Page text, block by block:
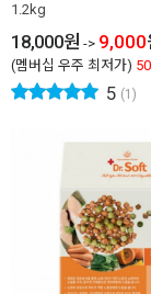
1.2kg
18,000원 -> 9,000
(멤버십 우주 최저가)
5 (1)